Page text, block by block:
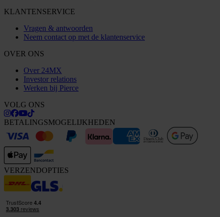
KLANTENSERVICE
Vragen & antwoorden
Neem contact op met de klantenservice
OVER ONS
Over 24MX
Investor relations
Werken bij Pierce
VOLG ONS
BETALINGSMOGELIJKHEDEN
VERZENDOPTIES